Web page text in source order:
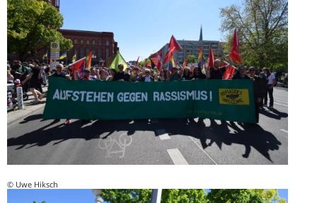
© Uwe Hiksch